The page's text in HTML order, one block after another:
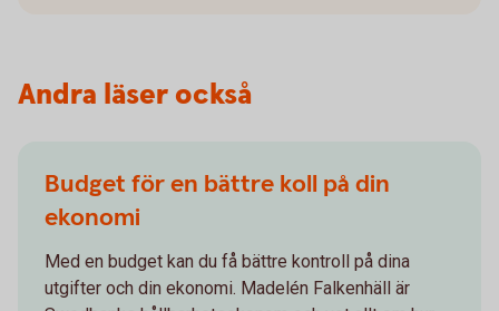
Andra läser också
Budget för en bättre koll på din
ekonomi
Med en budget kan du få bättre kontroll på dina
utgifter och din ekonomi. Madelén Falkenhäll är